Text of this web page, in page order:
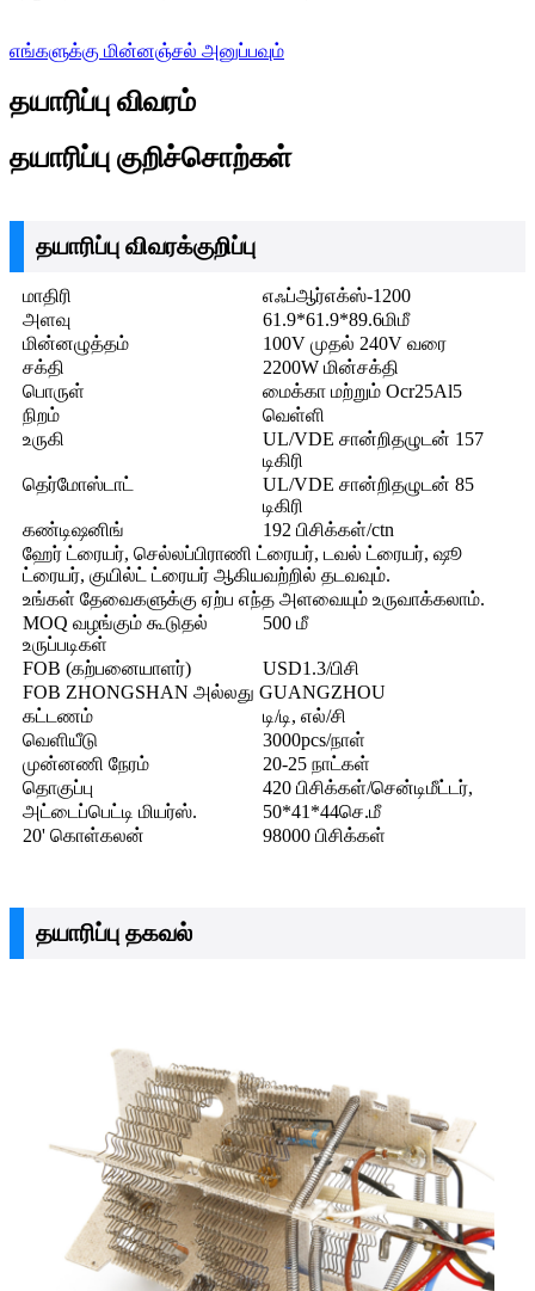
எங்களுக்கு மின்னஞ்சல் அனுப்பவும்
தயாரிப்பு விவரம்
தயாரிப்பு குறிச்சொற்கள்
தயாரிப்பு விவரக்குறிப்பு
மாதிரி
எஃப்ஆர்எக்ஸ்-1200
அளவு
61.9*61.9*89.6மிமீ
மின்னழுத்தம்
100V முதல் 240V வரை
சக்தி
2200W மின்சக்தி
பொருள்
மைக்கா மற்றும் Ocr25Al5
நிறம்
வெள்ளி
உருகி
UL/VDE சான்றிதழுடன் 157
டிகிரி
தெர்மோஸ்டாட்
UL/VDE சான்றிதழுடன் 85
டிகிரி
கண்டிஷனிங்
192 பிசிக்கள்/ctn
ஹேர் ட்ரையர், செல்லப்பிராணி ட்ரையர், டவல் ட்ரையர், ஷூ
ட்ரையர், குயில்ட் ட்ரையர் ஆகியவற்றில் தடவவும்.
உங்கள் தேவைகளுக்கு ஏற்ப எந்த அளவையும் உருவாக்கலாம்.
MOQ வழங்கும் கூடுதல்
உருப்படிகள்
500 மீ
FOB (கற்பனையாளர்)
USD1.3/பிசி
FOB ZHONGSHAN அல்லது GUANGZHOU
கட்டணம்
டி/டி, எல்/சி
வெளியீடு
3000pcs/நாள்
முன்னணி நேரம்
20-25 நாட்கள்
தொகுப்பு
420 பிசிக்கள்/சென்டிமீட்டர்,
அட்டைப்பெட்டி மியர்ஸ்.
50*41*44செ.மீ
20' கொள்கலன்
98000 பிசிக்கள்
தயாரிப்பு தகவல்